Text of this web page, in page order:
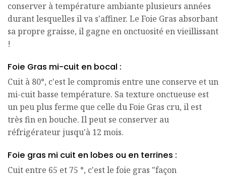
conserver à température ambiante plusieurs années
durant lesquelles il va s'affiner. Le Foie Gras absorbant
sa propre graisse, il gagne en onctuosité en vieillissant
!
Foie Gras mi-cuit en bocal :
Cuit à 80°, c'est le compromis entre une conserve et un
mi-cuit basse température. Sa texture onctueuse est
un peu plus ferme que celle du Foie Gras cru, il est
très fin en bouche. Il peut se conserver au
réfrigérateur jusqu'à 12 mois.
Foie gras mi cuit en lobes ou en terrines :
Cuit entre 65 et 75 °, c'est le foie gras "façon